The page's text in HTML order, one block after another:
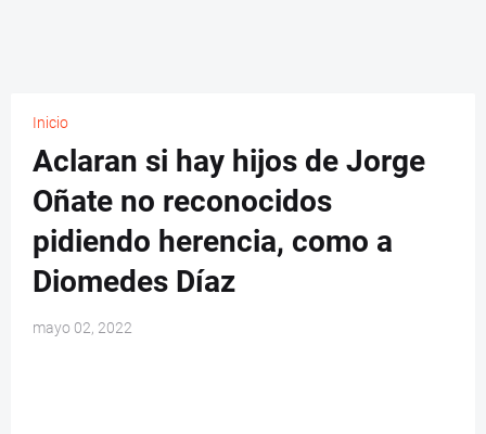
Inicio
Aclaran si hay hijos de Jorge
Oñate no reconocidos
pidiendo herencia, como a
Diomedes Díaz
mayo 02, 2022